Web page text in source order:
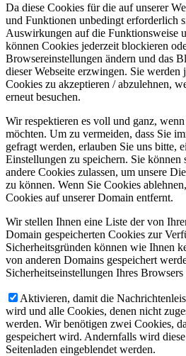
Da diese Cookies für die auf unserer
und Funktionen unbedingt erforderlich
Auswirkungen auf die Funktionsweise
können Cookies jederzeit blockieren
Browsereinstellungen ändern und das
dieser Webseite erzwingen. Sie werden
Cookies zu akzeptieren / abzulehnen,
erneut besuchen.
Wir respektieren es voll und ganz,
möchten. Um zu vermeiden, dass Sie
gefragt werden, erlauben Sie uns bitte,
Einstellungen zu speichern. Sie können
andere Cookies zulassen, um unsere
zu können. Wenn Sie Cookies
Cookies auf unserer Domain entfernt.
Wir stellen Ihnen eine Liste der von
Domain gespeicherten Cookies zur
Sicherheitsgründen können wie Ihnen
von anderen Domains gespeichert
Sicherheitseinstellungen Ihres Browsers
Aktivieren, damit die
wird und alle Cookies, denen nicht
werden. Wir benötigen zwei Cookies,
gespeichert wird. Andernfalls wird
Seitenladen eingeblendet werden.